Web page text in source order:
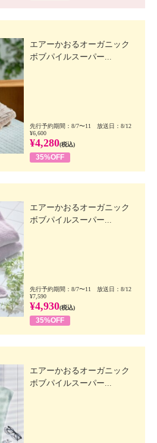
エアーかおるオーガニック
ボブパイルスーパー...
先行予約期間：8/7〜11 放送日：8/12
¥6,600
¥4,280(税込)
35%OFF
エアーかおるオーガニック
ボブパイルスーパー...
先行予約期間：8/7〜11 放送日：8/12
¥7,590
¥4,930(税込)
35%OFF
エアーかおるオーガニック
ボブパイルスーパー...